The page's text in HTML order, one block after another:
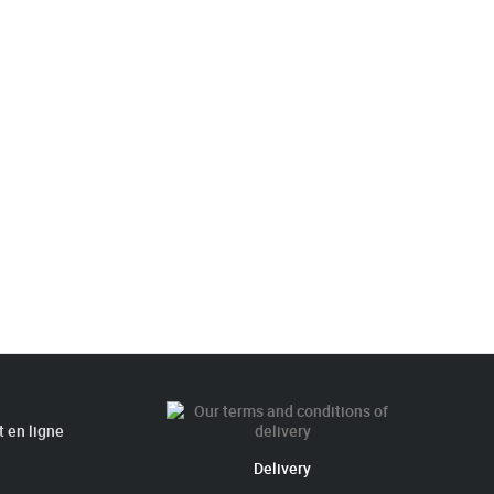
en ligne
Delivery